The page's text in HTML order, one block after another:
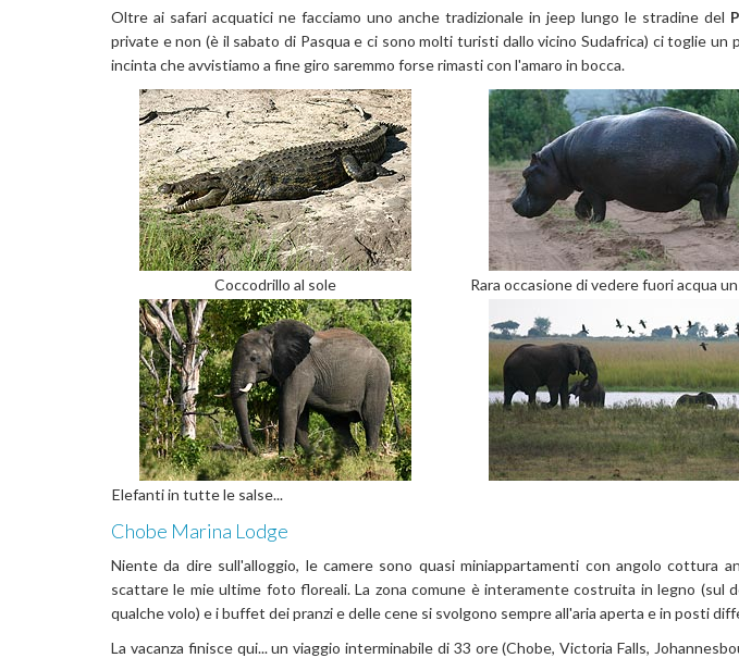
Oltre ai safari acquatici ne facciamo uno anche tradizionale in jeep lungo le stradine del
private e non (è il sabato di Pasqua e ci sono molti turisti dallo vicino Sudafrica) ci toglie
incinta che avvistiamo a fine giro saremmo forse rimasti con l'amaro in bocca.
Coccodrillo al sole Rara occasione di vedere fuori acqua
Elefanti in tutte le salse...
Chobe Marina Lodge
Niente da dire sull'alloggio, le camere sono quasi miniappartamenti con angolo cottura
scattare le mie ultime foto floreali. La zona comune è interamente costruita in legno (sul
qualche volo) e i buffet dei pranzi e delle cene si svolgono sempre all'aria aperta e in posti
La vacanza finisce qui... un viaggio interminabile di 33 ore (Chobe, Victoria Falls,